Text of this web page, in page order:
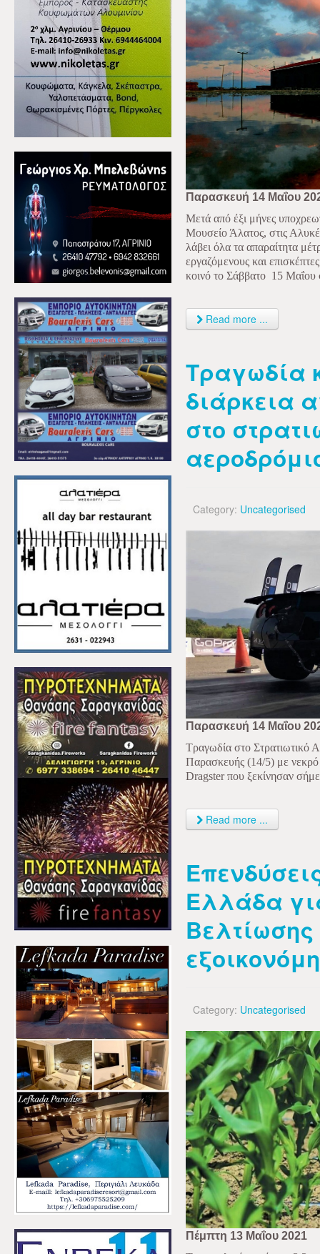
Παρασκευή 14 Μαΐου
Μετά από έξι μήνες
Μουσείο Άλατος, στις
λάβει όλα τα απαραίτητα
εργαζόμενους και
κοινό το Σάββατο 15 Μαΐου
Read more ...
Τραγωδία
διάρκεια
στο
Category: Uncategorised
Παρασκευή 14 Μαΐου
Τραγωδία στο Στρατιωτικό
Παρασκευής (14/5) με νεκρό
Dragster που ξεκίνησαν
Read more ...
Ελλάδα
Βελτίωσης
Category: Uncategorised
Πέμπτη 13 Μαΐου 2021